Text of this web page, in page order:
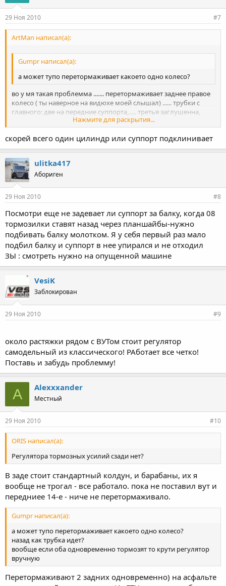
29 Ноя 2010 #7
ArtMan написал(а):
Gumpr написал(а):
а может тупо перетормаживает какоето одно колесо?
Нажмите для раскрытия...
во у мя такая проблемма ....... перетормаживает заднее правое
колесо ( ты наверное на видюхе моей слышал) ...... трубки с
главного: две на передние суппорта,..... третья заглушенна,
четвёртая идёт в колдун , из колдуна одна трубка и тройник ......
тормозилки задние 13 на 8 суппортах ..... в чём трабл ? поидее
усилие должно быть одинаковое на оба задних колеса.
Нажмите для раскрытия...
скорей всего один цилиндр или суппорт подклинивает
ulitka417
Абориген
29 Ноя 2010 #8
Посмотри еще не задевает ли суппорт за балку, когда 08
тормозилки ставят назад через планшайбы-нужно
подбивать балку молотком. Я у себя первый раз мало
подбил балку и суппорт в нее упирался и не отходил
ЗЫ : смотреть нужно на опущенной машине
VesiK
Заблокирован
29 Ноя 2010 #9
около растяжки рядом с ВУТом стоит регулятор
самодельный из классического! РАботает все четко!
Поставь и забудь проблемму!
A Alexxxander
Местный
29 Ноя 2010 #10
ORIS написал(а):
Регулятора тормозных усилий сзади нет?
В заде стоит стандартный колдун, и барабаны, их я
вообще не трогал - все работало. пока не поставил вут и
передниее 14-е - ниче не перетормаживало.
Gumpr написал(а):
а может тупо перетормаживает какоето одно колесо?
назад как трубка идет?
вообще если оба одновременно тормозят то крути регулятор
вручную
Перетормаживают 2 задних одновременно) на асфальте